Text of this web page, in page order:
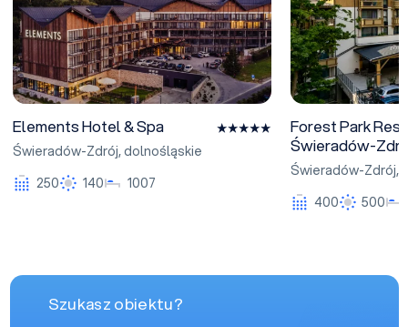
Elements Hotel & Spa
Świeradów-Zdrój,dolnośląskie
250
140 1007
Forest Park
Świeradów-
Świeradów-Zdrój,
400
500
Szukasz obiektu?